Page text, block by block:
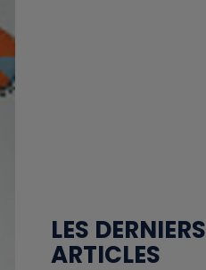
LES DERNIERS
ARTICLES